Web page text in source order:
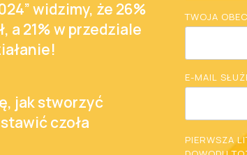
widzimy, że 26%
a 21% w przedziale
jak stworzyć
czoła
TWOJA
E-MAIL
PIERWSZA